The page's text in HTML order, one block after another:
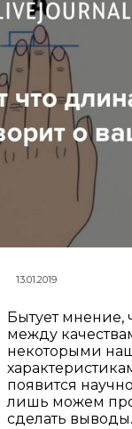
13.01.2019
Бытует мнение,
между
некоторыми
появится
лишь можем
сделать выводы.